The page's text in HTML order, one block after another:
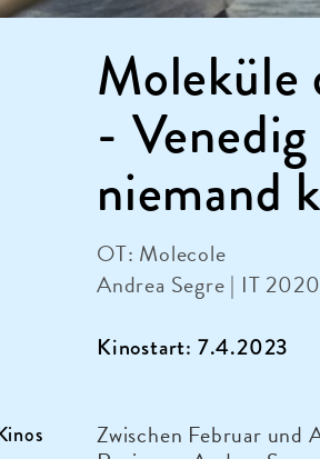
Moleküle
-
niemand
OT: Molecole
Andrea Segre | IT
Kinostart: 7.4.2023
Zwischen Februar